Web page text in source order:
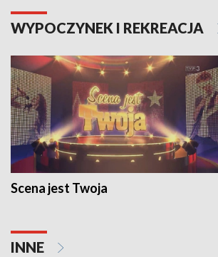
WYPOCZYNEK I REKREACJA
Scena jest Twoja
INNE